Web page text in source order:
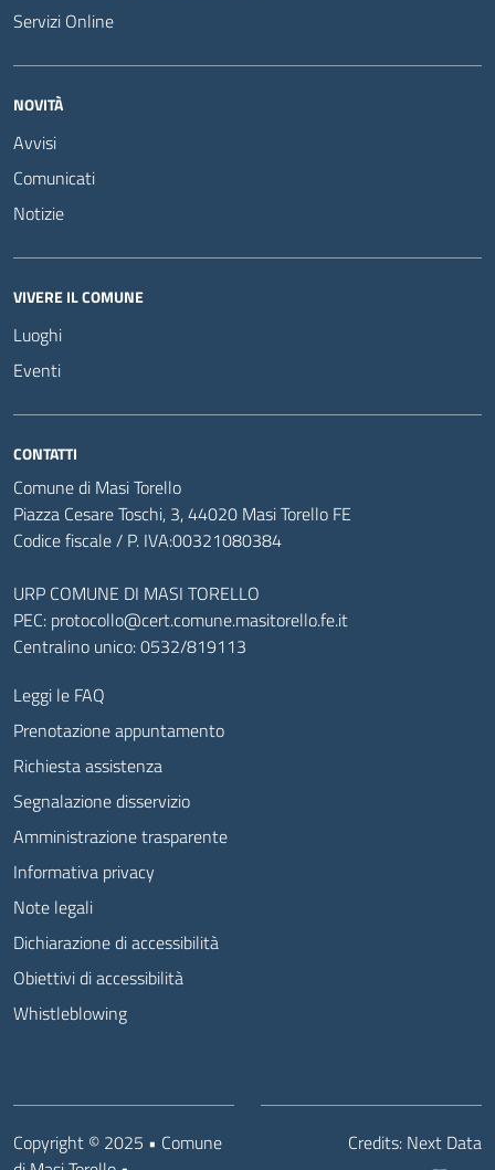
Servizi Online
NOVITÀ
Avvisi
Comunicati
Notizie
VIVERE IL COMUNE
Luoghi
Eventi
CONTATTI
Comune di Masi Torello
Piazza Cesare Toschi, 3, 44020 Masi Torello FE
Codice fiscale / P. IVA:00321080384
URP COMUNE DI MASI TORELLO
PEC: protocollo@cert.comune.masitorello.fe.it
Centralino unico: 0532/819113
Leggi le FAQ
Prenotazione appuntamento
Richiesta assistenza
Segnalazione disservizio
Amministrazione trasparente
Informativa privacy
Note legali
Dichiarazione di accessibilità
Obiettivi di accessibilità
Whistleblowing
Copyright © 2025 • Comune
Credits: Next Data